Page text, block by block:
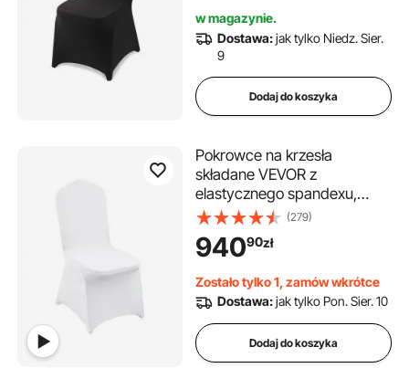
czarne
w magazynie.
Dostawa:jak tylko Niedz. Sier.
9
Dodaj do koszyka
Pokrowce na krzesła
składane VEVOR z
elastycznego spandexu,
uniwersalne, zdejmowane i
nadające się do prania, na
wesela, święta, uroczystości,
(opakowanie 200 sztuk,
białe)
(279)
94090zł
Zostało tylko 1, zamów wkrótce
Dostawa:jak tylko Pon. Sier. 10
Dodaj do koszyka